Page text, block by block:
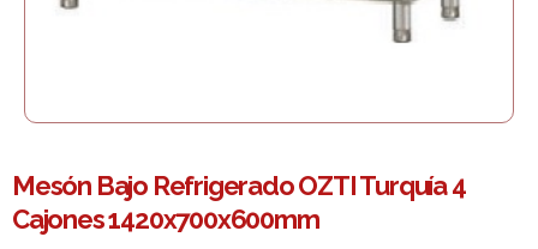
Mesón Bajo Refrigerado OZTI Turquía 4
Cajones 1420x700x600mm